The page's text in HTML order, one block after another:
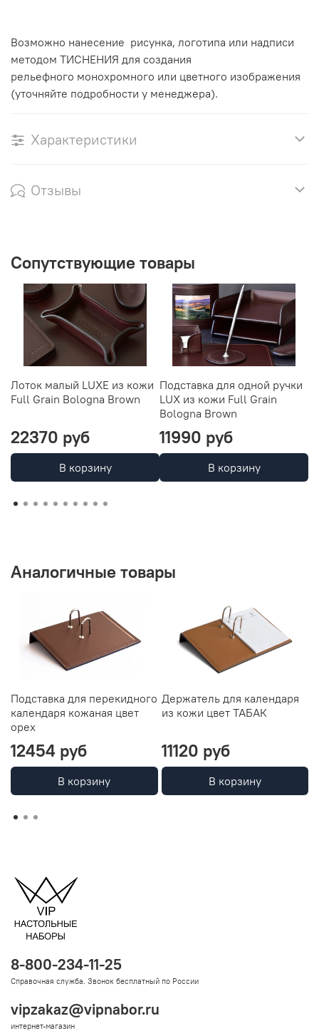
Возможно нанесение рисунка, логотипа или надписи
методом ТИСНЕНИЯ для создания
рельефного монохромного или цветного изображения
(уточняйте подробности у менеджера).
Характеристики
Отзывы
Сопутствующие товары
Лоток малый LUXE из кожи
Full Grain Bologna Brown
22370 руб
В корзину
Подставка для одной ручки
LUX из кожи Full Grain
Bologna Brown
11990 руб
В корзину
Аналогичные товары
Подставка для перекидного
календаря кожаная цвет
орех
12454 руб
В корзину
Держатель для календаря
из кожи цвет ТАБАК
11120 руб
В корзину
8-800-234-11-25
Справочная служба. Звонок бесплатный по России
vipzakaz@vipnabor.ru
интернет-магазин